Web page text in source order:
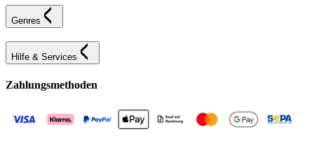
Genres
Hilfe & Services
Zahlungsmethoden